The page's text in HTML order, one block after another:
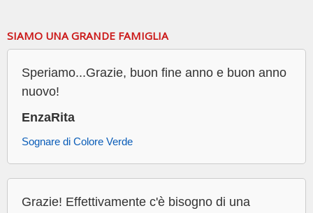
SIAMO UNA GRANDE FAMIGLIA
Speriamo...Grazie, buon fine anno e buon anno
nuovo!
EnzaRita
Sognare di Colore Verde
Grazie! Effettivamente c'è bisogno di una